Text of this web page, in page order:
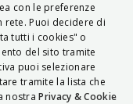
FRENCH
HUNGARIAN
DEUTSCH
POLSKI
con le preferenze
rete. Puoi decidere di
tutti i cookies" o
del sito tramite
puoi selezionare
tramite la lista che
nostra Privacy & Cookie